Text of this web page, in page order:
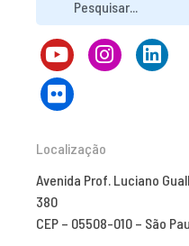
Localização
Avenida Prof. Luciano
380
CEP – 05508-010 – São